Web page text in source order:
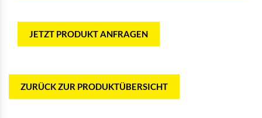
JETZT PRODUKT ANFRAGEN
ZURÜCK ZUR PRODUKTÜBERSICHT